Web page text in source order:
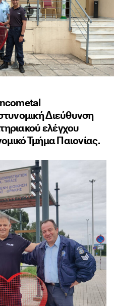
Διεύθυνση
ελέγχου
Τμήμα Παιονίας.